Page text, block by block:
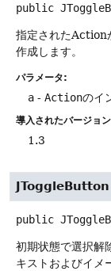
public
指定されたAction
作成します。
パラメータ:
a - Actionのイ
導入されたバージョ
1.3
JToggleButton
public
初期状態で選択解
キストおよびイメ